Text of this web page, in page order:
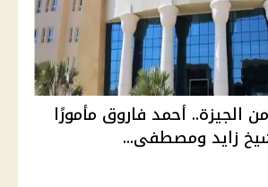
الجيزة.. أحمد فاروق مأمورًا
زايد ومصطفى...